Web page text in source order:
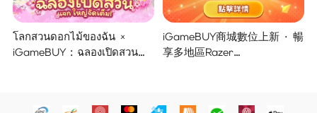
โลกสวนดอกไม้ของฉัน ×
iGameBUY : ฉลองเปิดสวน
iGameBUY商城數位上新 · 暢
享多地區Razer